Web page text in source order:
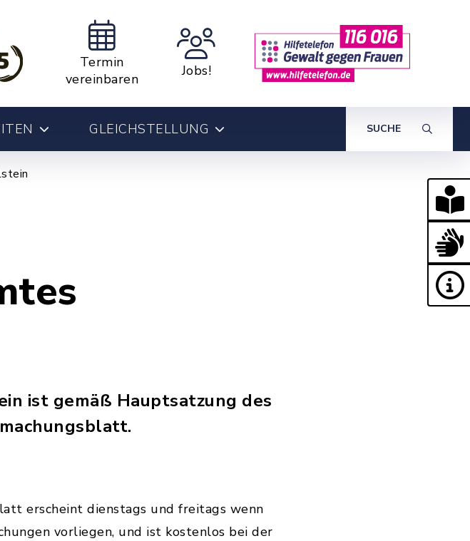
Termin
vereinbaren
Jobs!
GLEICHSTELLUNG SUCHE
ist gemäß Hauptsatzung des
erscheint dienstags und freitags wenn
vorliegen, und ist kostenlos bei der